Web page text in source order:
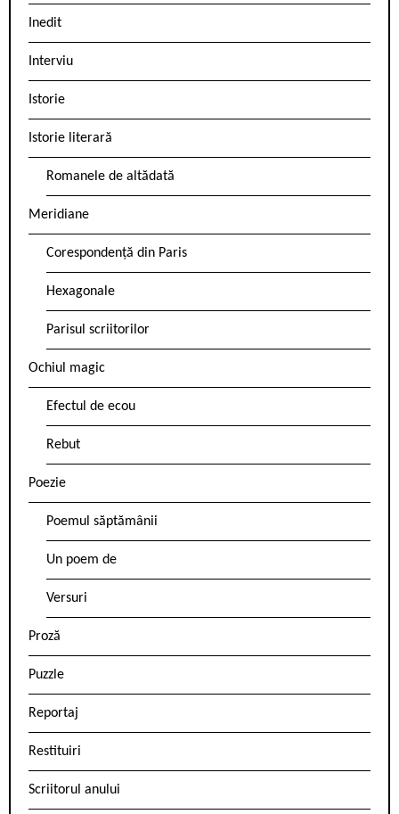
Inedit
Interviu
Istorie
Istorie literară
Romanele de altădată
Meridiane
Corespondență din Paris
Hexagonale
Parisul scriitorilor
Ochiul magic
Efectul de ecou
Rebut
Poezie
Poemul săptămânii
Un poem de
Versuri
Proză
Puzzle
Reportaj
Restituiri
Scriitorul anului